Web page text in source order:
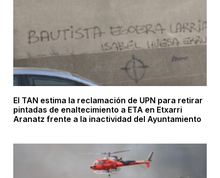
El TAN estima la reclamación de UPN para retirar
pintadas de enaltecimiento a ETA en Etxarri
Aranatz frente a la inactividad del Ayuntamiento